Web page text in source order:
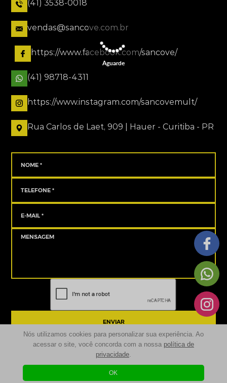
ENVIAR
(41) 3538-0018
vendas@sancove.com.br
https://www.facebook.com/sancove/
(41) 98718-4311
https://www.instagram.com/sancovemult/
Rua Carlos de Laet, 909 | Hauer - Curitiba - PR
© 2024 | Sancove Multimarcas - Seminovos São José dos Pinhais | Todos os
Aguarde
Nós utilizamos cookies para personalizar sua experiência. Ao
acessar o site, você concorda com a nossa política de
privacidade.
OK